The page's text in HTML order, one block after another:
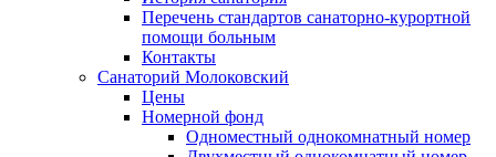
Перечень стандартов санаторно-курортной
помощи больным
Контакты
Санаторий Молоковский
Цены
Номерной фонд
Одноместный однокомнатный номер